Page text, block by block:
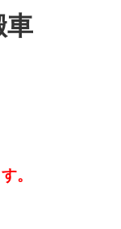
車
。